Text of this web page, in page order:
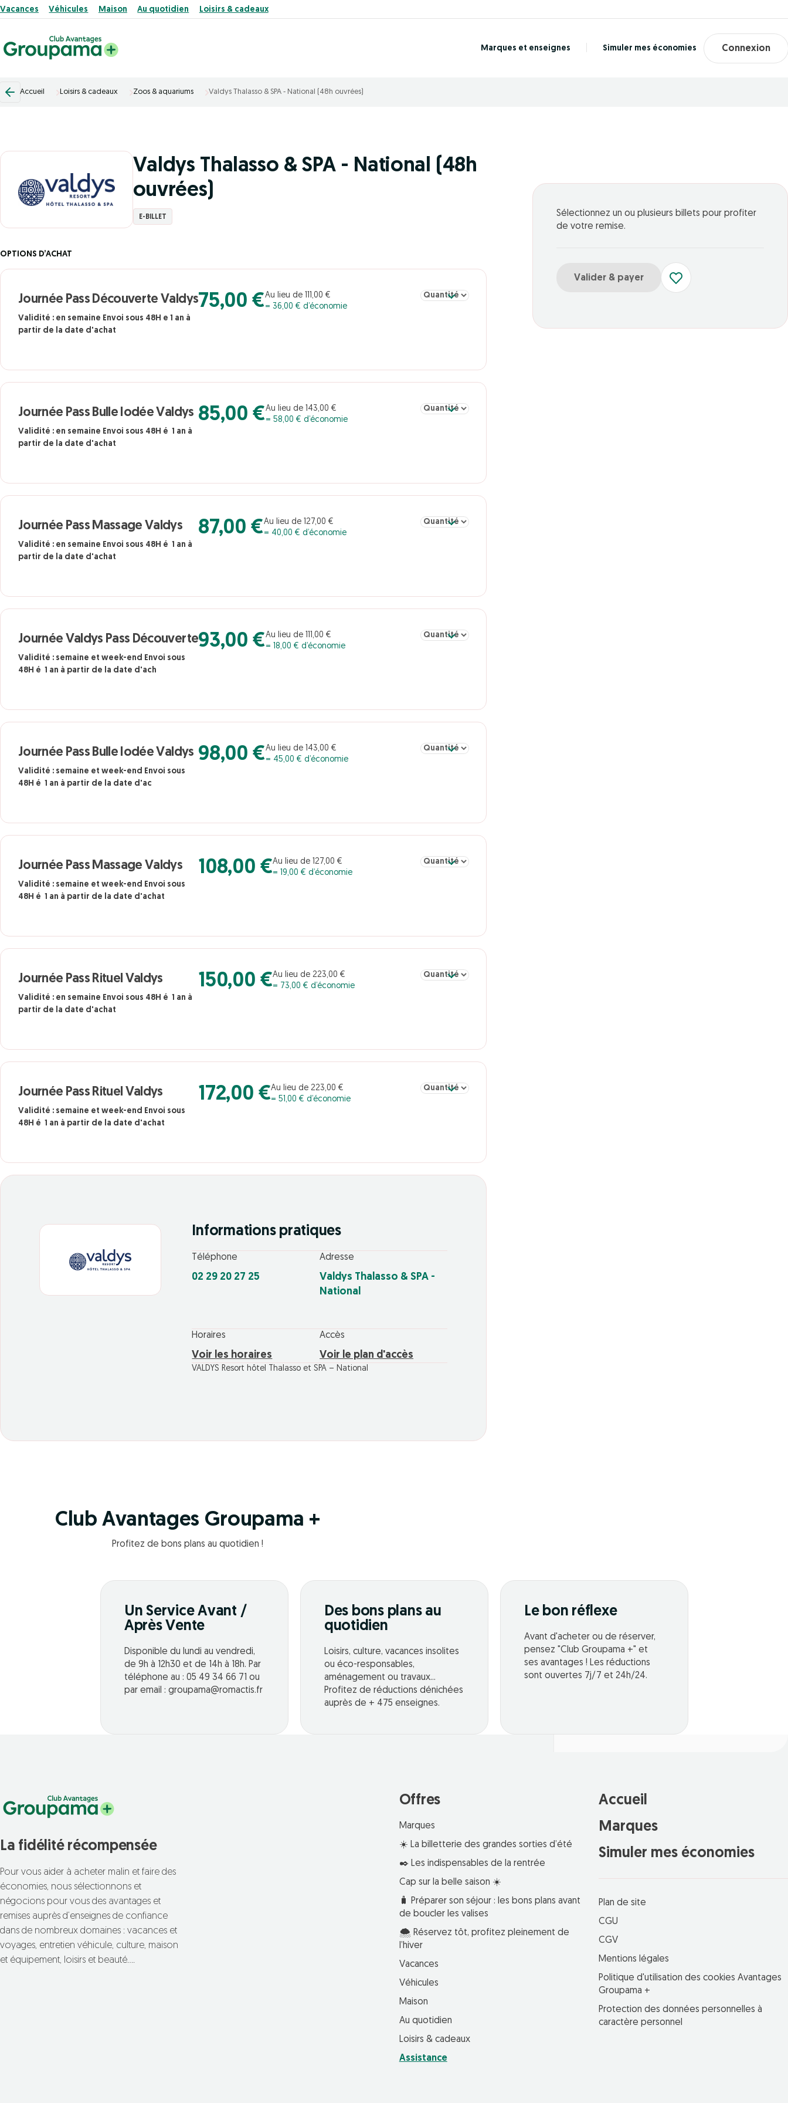
Vacances Véhicules Maison Au quotidien Loisirs & cadeaux
Marques et enseignes Simuler mes économies Connexion
Accueil Loisirs & cadeaux Zoos & aquariums Valdys Thalasso & SPA - National (48h ouvrées)
Valdys Thalasso & SPA - National (48h
ouvrées)
E-BILLET
OPTIONS D’ACHAT
Journée Pass Découverte Valdys
Validité : en semaine Envoi sous 48H e 1 an à
partir de la date d'achat
75,00 €Au lieu de 111,00 €
= 36,00 € d’économie
Sélectionner la quantité pour Journée Pass Découverte Valdys
Journée Pass Bulle Iodée Valdys
Validité : en semaine Envoi sous 48H é 1 an à
partir de la date d'achat
85,00 €Au lieu de 143,00 €
= 58,00 € d’économie
Sélectionner la quantité pour Journée Pass Bulle Iodée Valdys
Journée Pass Massage Valdys
Validité : en semaine Envoi sous 48H é 1 an à
partir de la date d'achat
87,00 €Au lieu de 127,00 €
= 40,00 € d’économie
Sélectionner la quantité pour Journée Pass Massage Valdys
Journée Valdys Pass Découverte
Validité : semaine et week-end Envoi sous
48H é 1 an à partir de la date d'ach
93,00 €Au lieu de 111,00 €
= 18,00 € d’économie
Sélectionner la quantité pour Journée Valdys Pass Découverte
Journée Pass Bulle Iodée Valdys
Validité : semaine et week-end Envoi sous
48H é 1 an à partir de la date d'ac
98,00 €Au lieu de 143,00 €
= 45,00 € d’économie
Sélectionner la quantité pour Journée Pass Bulle Iodée Valdys
Journée Pass Massage Valdys
Validité : semaine et week-end Envoi sous
48H é 1 an à partir de la date d'achat
108,00 €Au lieu de 127,00 €
= 19,00 € d’économie
Sélectionner la quantité pour Journée Pass Massage Valdys
Journée Pass Rituel Valdys
Validité : en semaine Envoi sous 48H é 1 an à
partir de la date d'achat
150,00 €Au lieu de 223,00 €
= 73,00 € d’économie
Sélectionner la quantité pour Journée Pass Rituel Valdys
Journée Pass Rituel Valdys
Validité : semaine et week-end Envoi sous
48H é 1 an à partir de la date d'achat
172,00 €Au lieu de 223,00 €
= 51,00 € d’économie
Sélectionner la quantité pour Journée Pass Rituel Valdys
Informations pratiques
Téléphone
02 29 20 27 25
Adresse
Valdys Thalasso & SPA -
National
Horaires
Voir les horaires
Accès
Voir le plan d'accès
VALDYS Resort hôtel Thalasso et SPA – National
Sélectionnez un ou plusieurs billets pour profiter
de votre remise.
Valider & payer
Club Avantages Groupama +
Profitez de bons plans au quotidien !
Un Service Avant /
Après Vente
Disponible du lundi au vendredi,
de 9h à 12h30 et de 14h à 18h. Par
téléphone au : 05 49 34 66 71 ou
par email : groupama@romactis.fr
Des bons plans au
quotidien
Loisirs, culture, vacances insolites
ou éco-responsables,
aménagement ou travaux...
Profitez de réductions dénichées
auprès de + 475 enseignes.
Le bon réflexe
Avant d'acheter ou de réserver,
pensez "Club Groupama +" et
ses avantages ! Les réductions
sont ouvertes 7j/7 et 24h/24.
La fidélité récompensée
Pour vous aider à acheter malin et faire des
économies, nous sélectionnons et
négocions pour vous des avantages et
remises auprès d’enseignes de confiance
dans de nombreux domaines : vacances et
voyages, entretien véhicule, culture, maison
et équipement, loisirs et beauté….
Offres
Marques
☀️ La billetterie des grandes sorties d’été
✒️ Les indispensables de la rentrée
Cap sur la belle saison ☀️
🧳 Préparer son séjour : les bons plans avant
de boucler les valises
🌨️ Réservez tôt, profitez pleinement de
l’hiver
Vacances
Véhicules
Maison
Au quotidien
Loisirs & cadeaux
Assistance
Accueil
Marques
Simuler mes économies
Plan de site
CGU
CGV
Mentions légales
Politique d'utilisation des cookies Avantages
Groupama +
Protection des données personnelles à
caractère personnel